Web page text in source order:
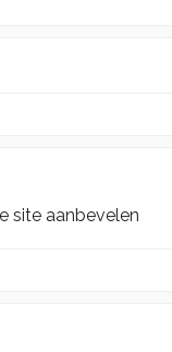
site aanbevelen